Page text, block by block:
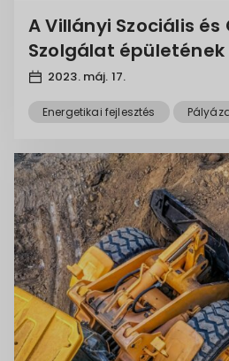
A Villányi Szociális
Szolgálat
korszerűsítése
2023. máj. 17.
Energetikai fejlesztés